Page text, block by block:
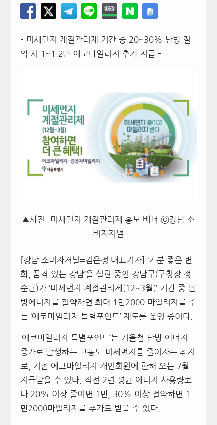
– 미세먼지 계절관리제 기간 중 20~30% 난방 절
약 시 1~1.2만 에코마일리지 추가 지급 –
▲사진=미세먼지 계절관리제 홍보 배너 ⓒ강남 소
비자저널
[강남 소비자저널=김은정 대표기자] ‘기분 좋은 변
화, 품격 있는 강남’을 실현 중인 강남구(구청장 정
순균)가 ‘미세먼지 계절관리제(12~3월)’ 기간 중 난
방에너지를 절약하면 최대 1만2000 마일리지를 주
는 ‘에코마일리지 특별포인트’ 제도를 운영 중이다.
‘에코마일리지 특별포인트’는 겨울철 난방 에너지
증가로 발생하는 고농도 미세먼지를 줄이자는 취지
로, 기존 에코마일리지 개인회원에 한해 오는 7월
지급받을 수 있다. 직전 2년 평균 에너지 사용량보
다 20% 이상 줄이면 1만, 30% 이상 절약하면 1
만2000마일리지를 추가로 받을 수 있다.